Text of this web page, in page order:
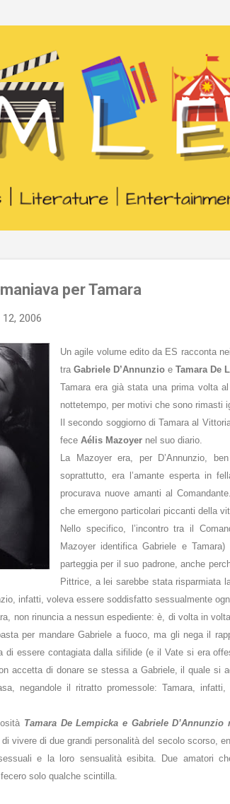
per Tamara
2006
Un agile volume edito da ES racconta
tra Gabriele D’Annunzio e Tamara De
Tamara era già stata una prima volta
nottetempo, per motivi che sono rimasti
Il secondo soggiorno di Tamara al
fece Aélis Mazoyer nel suo diario.
La Mazoyer era, per D’Annunzio,
soprattutto, era l’amante esperta in
procurava nuove amanti al
che emergono particolari piccanti della
Nello specifico, l’incontro tra il
Mazoyer identifica Gabriele e
parteggia per il suo padrone, anche
Pittrice, a lei sarebbe stata risparmiata
infatti, voleva essere soddisfatto sessualmente
non rinuncia a nessun espediente: è, di volta in
per mandare Gabriele a fuoco, ma gli nega il
di essere contagiata dalla sifilide (e il Vate si era
accetta di donare se stessa a Gabriele, il quale si
negandole il ritratto promessole: Tamara,
Tamara De Lempicka e Gabriele
vivere di due grandi personalità del secolo scorso,
e la loro sensualità esibita. Due amatori
solo qualche scintilla.